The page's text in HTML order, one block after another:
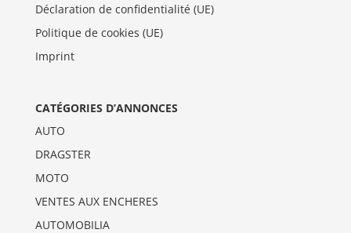
Déclaration de confidentialité (UE)
Politique de cookies (UE)
Imprint
CATÉGORIES D’ANNONCES
AUTO
DRAGSTER
MOTO
VENTES AUX ENCHERES
AUTOMOBILIA